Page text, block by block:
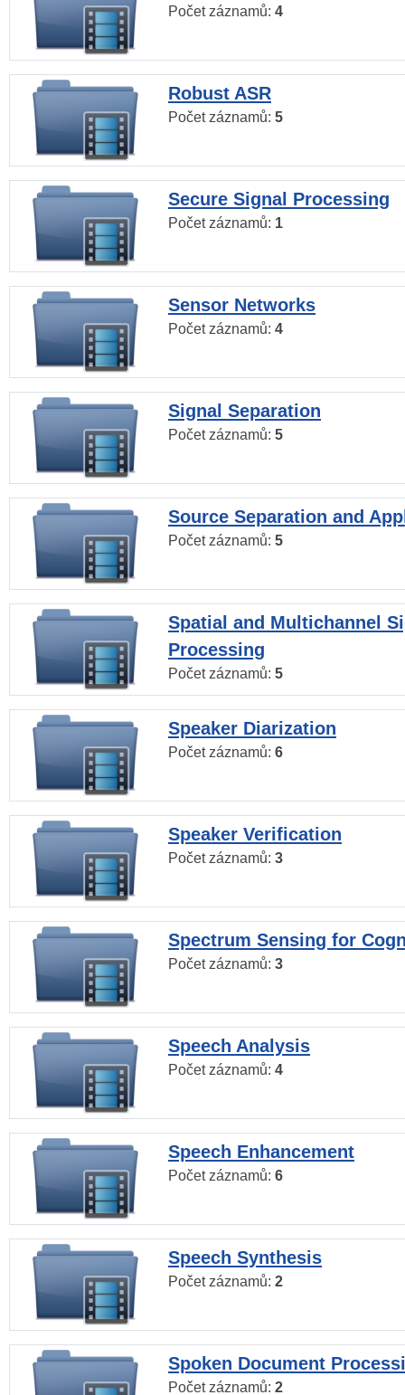
Počet záznamů: 4
Robust ASR
Počet záznamů: 5
Secure Signal Processing
Počet záznamů: 1
Sensor Networks
Počet záznamů: 4
Signal Separation
Počet záznamů: 5
Source Separation and
Počet záznamů: 5
Spatial and Multichannel
Processing
Počet záznamů: 5
Speaker Diarization
Počet záznamů: 6
Speaker Verification
Počet záznamů: 3
Spectrum Sensing for
Počet záznamů: 3
Speech Analysis
Počet záznamů: 4
Speech Enhancement
Počet záznamů: 6
Speech Synthesis
Počet záznamů: 2
Spoken Document
Počet záznamů: 2